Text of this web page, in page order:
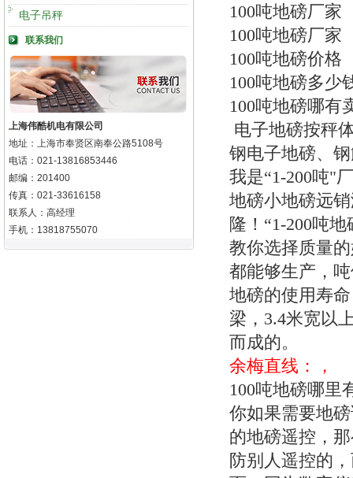
电子吊秤
联系我们
上海伟酷机电有限公司
地址：上海市奉贤区南奉公路5108号
电话：021-13816853446
邮编：201400
传真：021-33616158
联系人：高经理
手机：13818755070
100吨地磅厂家
100吨地磅厂家
100吨地磅价格
100吨地磅多少
100吨地磅哪有
电子地磅按秤
钢电子地磅、
我是“1-200吨"
地磅小地磅远
隆！“1-200吨
教你选择质量
都能够生产，
地磅的使用寿
梁，3.4米宽以
而成的。
余梅直线：，
100吨地磅哪里
你如果需要地
的地磅遥控，
防别人遥控的